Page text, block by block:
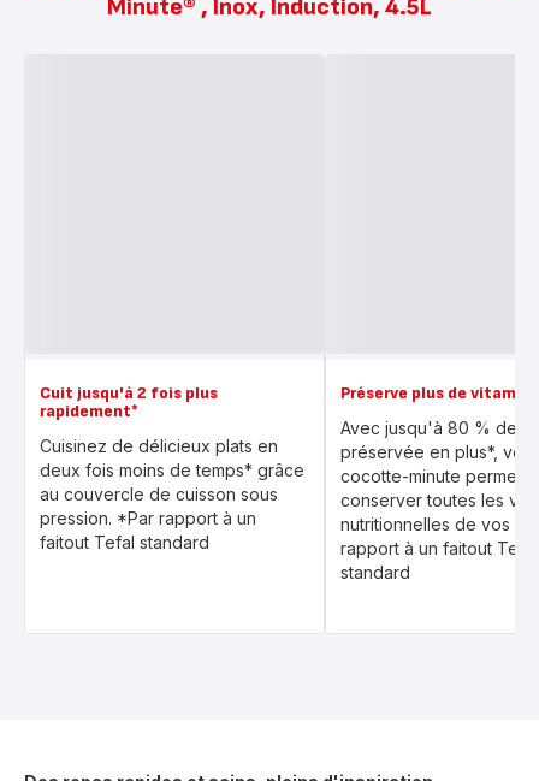
Minute® , Inox, Induction, 4.5L
Cuit jusqu'à 2 fois plus
rapidement*
Cuisinez de délicieux plats en
deux fois moins de temps* grâce
au couvercle de cuisson sous
pression. *Par rapport à un
faitout Tefal standard
Préserve plus de
Avec jusqu'à 80 % de
préservée en plus*,
cocotte-minute permet
conserver toutes les
nutritionnelles de vos
rapport à un faitout Tefal
standard